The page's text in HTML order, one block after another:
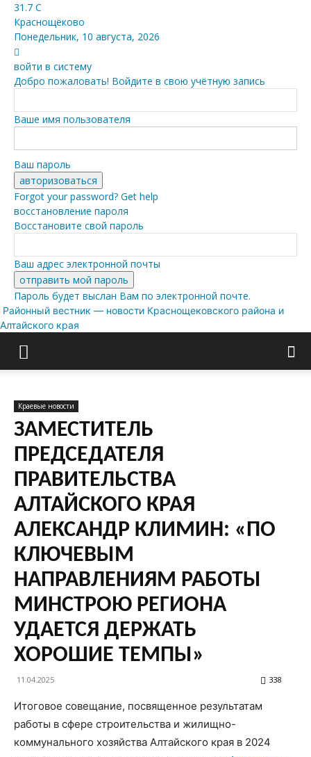
31.7 C
Краснощёково
Понедельник, 10 августа, 2026
войти в систему
Добро пожаловать! Войдите в свою учётную запись
Ваше имя пользователя
Ваш пароль
Forgot your password? Get help
восстановление пароля
Восстановите свой пароль
Ваш адрес электронной почты
Пароль будет выслан Вам по электронной почте.
Районный вестник — новости Краснощековского района и
Алтайского края
Краевые новости
ЗАМЕСТИТЕЛЬ
ПРЕДСЕДАТЕЛЯ
ПРАВИТЕЛЬСТВА
АЛТАЙСКОГО КРАЯ
АЛЕКСАНДР КЛИМИН: «ПО
КЛЮЧЕВЫМ
НАПРАВЛЕНИЯМ РАБОТЫ
МИНСТРОЮ РЕГИОНА
УДАЕТСЯ ДЕРЖАТЬ
ХОРОШИЕ ТЕМПЫ»
11.04.2025 338
Итоговое совещание, посвященное результатам
работы в сфере строительства и жилищно-
коммунального хозяйства Алтайского края в 2024